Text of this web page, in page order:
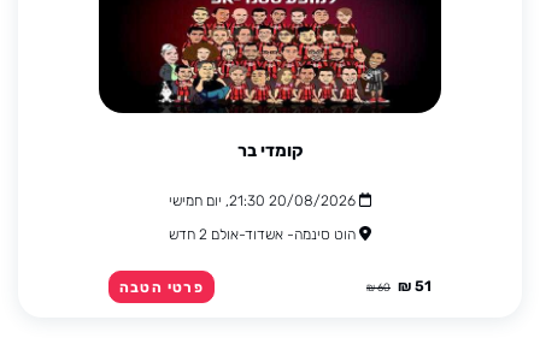
קומדי בר
20/08/2026 21:30, יום חמישי
הוט סינמה- אשדוד-אולם 2 חדש
51 ₪
60 ₪ פרטי הטבה